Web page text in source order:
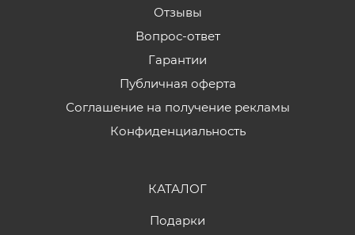
Отзывы
Вопрос-ответ
Гарантии
Публичная оферта
Соглашение на получение рекламы
Конфиденциальность
КАТАЛОГ
Подарки